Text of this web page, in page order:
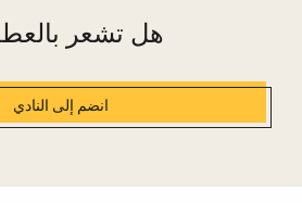
هل تشعر
انضم إلى النادي